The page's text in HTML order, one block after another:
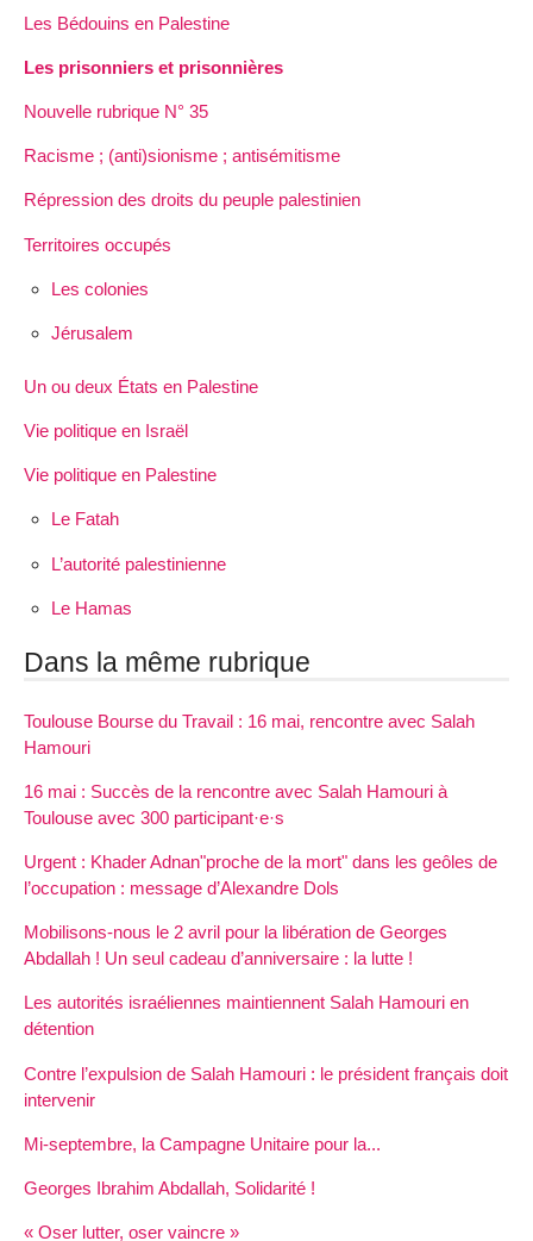
Les Bédouins en Palestine
Les prisonniers et prisonnières
Nouvelle rubrique N° 35
Racisme ; (anti)sionisme ; antisémitisme
Répression des droits du peuple palestinien
Territoires occupés
Les colonies
Jérusalem
Un ou deux États en Palestine
Vie politique en Israël
Vie politique en Palestine
Le Fatah
L’autorité palestinienne
Le Hamas
Dans la même rubrique
Toulouse Bourse du Travail : 16 mai, rencontre avec Salah
Hamouri
16 mai : Succès de la rencontre avec Salah Hamouri à
Toulouse avec 300 participant·e·s
Urgent : Khader Adnan"proche de la mort" dans les geôles de
l’occupation : message d’Alexandre Dols
Mobilisons-nous le 2 avril pour la libération de Georges
Abdallah ! Un seul cadeau d’anniversaire : la lutte !
Les autorités israéliennes maintiennent Salah Hamouri en
détention
Contre l’expulsion de Salah Hamouri : le président français doit
intervenir
Mi-septembre, la Campagne Unitaire pour la...
Georges Ibrahim Abdallah, Solidarité !
« Oser lutter, oser vaincre »